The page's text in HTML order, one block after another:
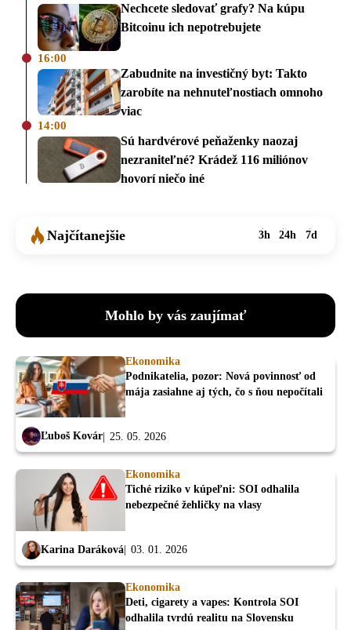
Nechcete sledovať grafy? Na kúpu
Bitcoinu ich nepotrebujete
16:00
Zabudnite na investičný byt: Takto
zarobíte na nehnuteľnostiach omnoho
viac
14:00
Sú hardvérové peňaženky naozaj
nezraniteľné? Krádež 116 miliónov
hovorí niečo iné
Najčítanejšie 3h 24h 7d
Mohlo by vás zaujímať
Ekonomika
Podnikatelia, pozor: Nová povinnosť od
mája zasiahne aj tých, čo s ňou nepočítali
Ľuboš Kovár 25. 05. 2026
Ekonomika
Tiché riziko v kúpeľni: SOI odhalila
nebezpečné žehličky na vlasy
Karina Daráková 03. 01. 2026
Ekonomika
Deti, cigarety a vapes: Kontrola SOI
odhalila tvrdú realitu na Slovensku